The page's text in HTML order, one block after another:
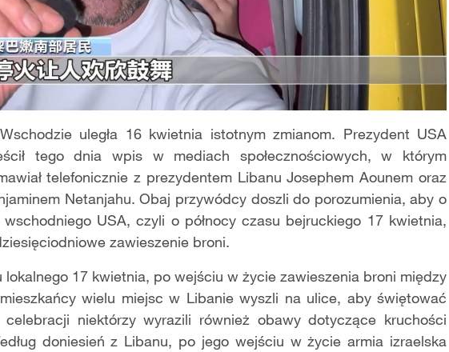
uległa 16 kwietnia istotnym zmianom. Prezydent USA
tego dnia wpis w mediach społecznościowych, w którym
telefonicznie z prezydentem Libanu Josephem Aounem oraz
Netanjahu. Obaj przywódcy doszli do porozumienia, aby o
USA, czyli o północy czasu bejruckiego 17 kwietnia,
zawieszenie broni.
lokalnego 17 kwietnia, po wejściu w życie zawieszenia broni między
wielu miejsc w Libanie wyszli na ulice, aby świętować
niektórzy wyrazili również obawy dotyczące kruchości
doniesień z Libanu, po jego wejściu w życie armia izraelska